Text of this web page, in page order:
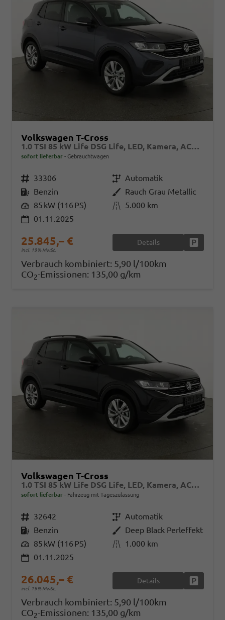
Volkswagen T-Cross
1.0 TSI 85 kW Life DSG Life, LED, Kamera, ACC, Side, Winter, 17-Zoll, 3-J. Garantie
sofort lieferbar Gebrauchtwagen
Fahrzeugnr. 33306 GetriebeAutomatik
Kraftstoff Benzin AußenfarbeRauch Grau Metallic
Leistung 85 kW (116 PS) Kilometerstand 5.000 km
01.11.2025
25.845,– €
incl. 19% MwSt.
Details
Verbrauch kombiniert: 5,90 l/100km
CO2-Emissionen: 135,00 g/km
Volkswagen T-Cross
1.0 TSI 85 kW Life DSG Life, LED, Kamera, ACC, Side, Winter, 17-Zoll, 3-J. Garantie
sofort lieferbar Fahrzeug mit Tageszulassung
Fahrzeugnr. 32642 GetriebeAutomatik
Kraftstoff Benzin AußenfarbeDeep Black Perleffekt
Leistung 85 kW (116 PS) Kilometerstand 1.000 km
01.11.2025
26.045,– €
incl. 19% MwSt.
Details
Verbrauch kombiniert: 5,90 l/100km
CO2-Emissionen: 135,00 g/km